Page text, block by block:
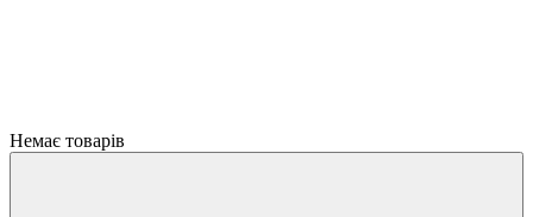
Немає товарів